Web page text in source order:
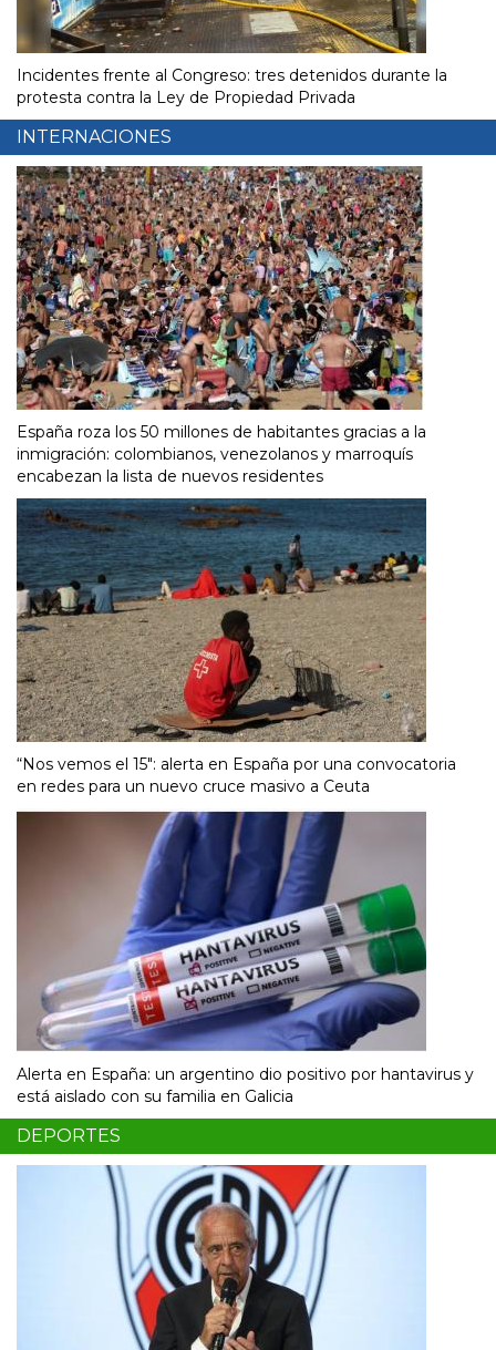
Incidentes frente al Congreso: tres detenidos durante la
protesta contra la Ley de Propiedad Privada
INTERNACIONES
España roza los 50 millones de habitantes gracias a la
inmigración: colombianos, venezolanos y marroquís
encabezan la lista de nuevos residentes
“Nos vemos el 15″: alerta en España por una convocatoria
en redes para un nuevo cruce masivo a Ceuta
Alerta en España: un argentino dio positivo por hantavirus y
está aislado con su familia en Galicia
DEPORTES